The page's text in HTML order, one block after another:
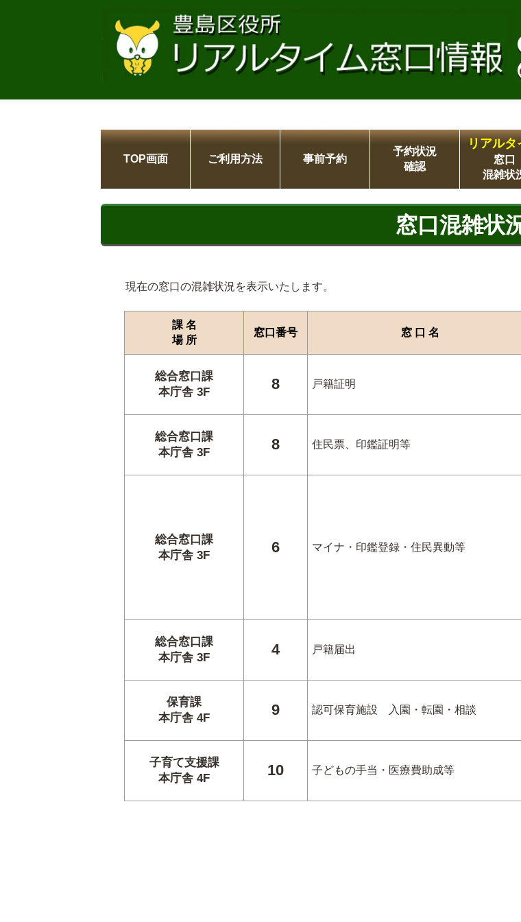
TOP画面 ご利用方法 事前予約
予約状況
確認
リアルタ
窓口
混雑状
窓口混雑状
現在の窓口の混雑状況を表示いたします。
課 名
場 所
窓口番号 窓 口 名
総合窓口課
本庁舎 3F
8 戸籍証明
総合窓口課
本庁舎 3F
8 住民票、印鑑証明等
総合窓口課
本庁舎 3F
6 マイナ・印鑑登録・住民異動等
総合窓口課
本庁舎 3F
4 戸籍届出
保育課
本庁舎 4F
9 認可保育施設 入園・転園・相談
子育て支援課
本庁舎 4F
10 子どもの手当・医療費助成等